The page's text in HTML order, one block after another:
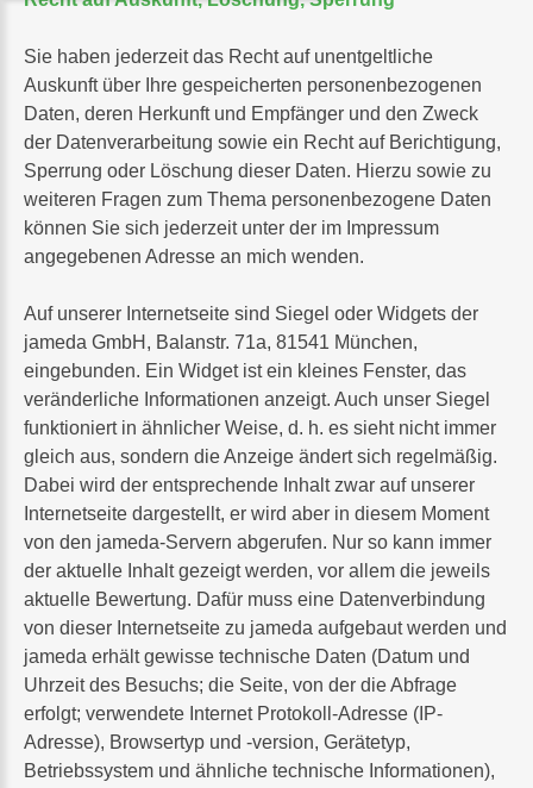
Sie haben jederzeit das Recht auf unentgeltliche
Auskunft über Ihre gespeicherten personenbezogenen
Daten, deren Herkunft und Empfänger und den Zweck
der Datenverarbeitung sowie ein Recht auf Berichtigung,
Sperrung oder Löschung dieser Daten. Hierzu sowie zu
weiteren Fragen zum Thema personenbezogene Daten
können Sie sich jederzeit unter der im Impressum
angegebenen Adresse an mich wenden.
Auf unserer Internetseite sind Siegel oder Widgets der
jameda GmbH, Balanstr. 71a, 81541 München,
eingebunden. Ein Widget ist ein kleines Fenster, das
veränderliche Informationen anzeigt. Auch unser Siegel
funktioniert in ähnlicher Weise, d. h. es sieht nicht immer
gleich aus, sondern die Anzeige ändert sich regelmäßig.
Dabei wird der entsprechende Inhalt zwar auf unserer
Internetseite dargestellt, er wird aber in diesem Moment
von den jameda-Servern abgerufen. Nur so kann immer
der aktuelle Inhalt gezeigt werden, vor allem die jeweils
aktuelle Bewertung. Dafür muss eine Datenverbindung
von dieser Internetseite zu jameda aufgebaut werden und
jameda erhält gewisse technische Daten (Datum und
Uhrzeit des Besuchs; die Seite, von der die Abfrage
erfolgt; verwendete Internet Protokoll-Adresse (IP-
Adresse), Browsertyp und -version, Gerätetyp,
Betriebssystem und ähnliche technische Informationen),